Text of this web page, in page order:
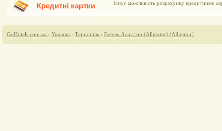
Кредитні картки Існує можливість розрахунку кредитними
GoHotels.com.ua › Україна › Тернопіль › Готель Алігатор (Alligator) (Alligator)